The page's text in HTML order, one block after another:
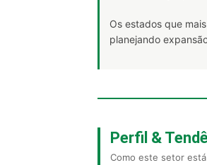
Os estados que
planejando
Perfil &
Como este setor